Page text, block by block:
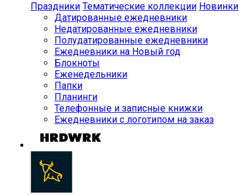
Праздники Тематические коллекции Новинки
Датированные ежедневники
Недатированные ежедневники
Полудатированные ежедневники
Ежедневники на Новый год
Блокноты
Еженедельники
Папки
Планинги
Телефонные и записные книжки
Ежедневники с логотипом на заказ